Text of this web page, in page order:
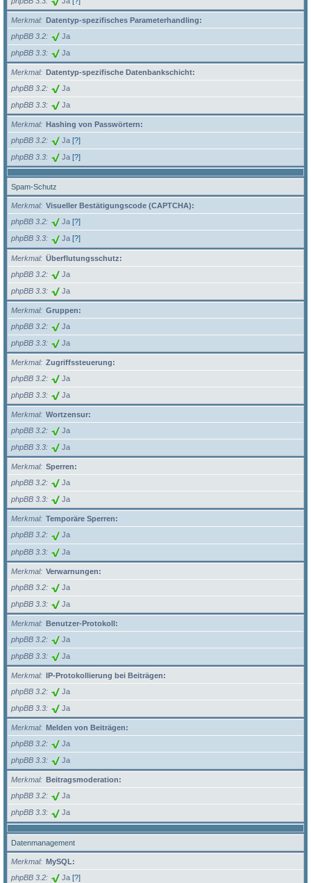
Merkmal
Datentyp-spezifisches Parameterhandling:
phpBB 3.2
Ja
phpBB 3.3 Ja
Merkmal
Datentyp-spezifische Datenbankschicht:
phpBB 3.2
Ja
phpBB 3.3 Ja
Merkmal
Hashing von Passwörtern:
phpBB 3.2
Ja [?]
phpBB 3.3 Ja [?]
Spam-Schutz
Merkmal
Visueller Bestätigungscode (CAPTCHA):
phpBB 3.2
Ja [?]
phpBB 3.3 Ja [?]
Merkmal
Überflutungsschutz:
phpBB 3.2
Ja
phpBB 3.3 Ja
Merkmal
Gruppen:
phpBB 3.2
Ja
phpBB 3.3 Ja
Merkmal
Zugriffssteuerung:
phpBB 3.2
Ja
phpBB 3.3 Ja
Merkmal
Wortzensur:
phpBB 3.2
Ja
phpBB 3.3 Ja
Merkmal
Sperren:
phpBB 3.2
Ja
phpBB 3.3 Ja
Merkmal
Temporäre Sperren:
phpBB 3.2
Ja
phpBB 3.3 Ja
Merkmal
Verwarnungen:
phpBB 3.2
Ja
phpBB 3.3 Ja
Merkmal
Benutzer-Protokoll:
phpBB 3.2
Ja
phpBB 3.3 Ja
Merkmal
IP-Protokollierung bei Beiträgen:
phpBB 3.2
Ja
phpBB 3.3 Ja
Merkmal
Melden von Beiträgen:
phpBB 3.2
Ja
phpBB 3.3 Ja
Merkmal
Beitragsmoderation:
phpBB 3.2
Ja
phpBB 3.3 Ja
Datenmanagement
Merkmal
MySQL:
phpBB 3.2
Ja [?]